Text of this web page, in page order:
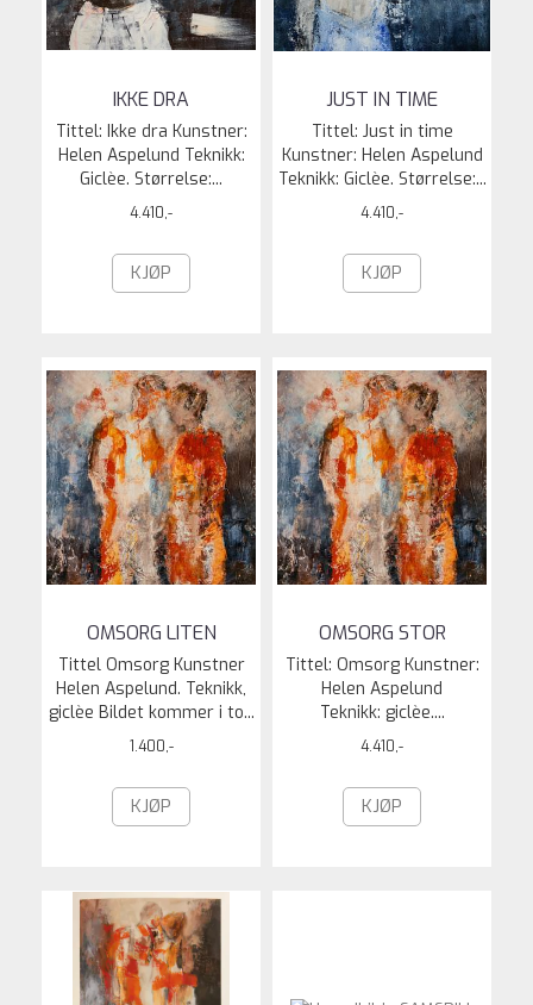
IKKE DRA
Tittel: Ikke dra Kunstner:
Helen Aspelund Teknikk:
Giclèe. Størrelse:...
4.410,-
KJØP
JUST IN TIME
Tittel: Just in time
Kunstner: Helen Aspelund
Teknikk: Giclèe. Størrelse:...
4.410,-
KJØP
OMSORG LITEN
Tittel Omsorg Kunstner
Helen Aspelund. Teknikk,
giclèe Bildet kommer i to...
1.400,-
KJØP
OMSORG STOR
Tittel: Omsorg Kunstner:
Helen Aspelund
Teknikk: giclèe....
4.410,-
KJØP